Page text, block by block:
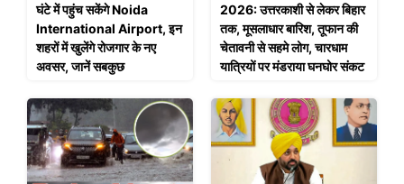
घंटे में पहुंच सकेंगे Noida
International Airport, इन
शहरों में खुलेंगे रोजगार के नए
अवसर, जानें सबकुछ
2026: उत्तरकाशी से लेकर बिहार
तक, मूसलाधार बारिश, तूफान की
चेतावनी से सहमे लोग, चारधाम
यात्रियों पर मंडराया घनघोर संकट